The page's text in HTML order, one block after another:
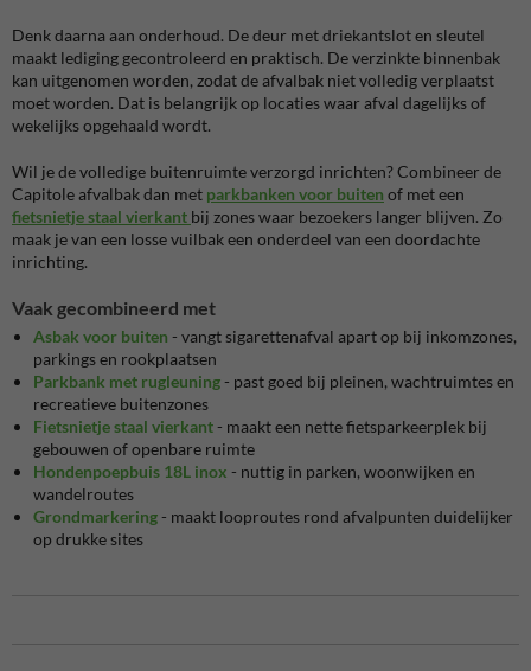
Denk daarna aan onderhoud. De deur met driekantslot en sleutel
maakt lediging gecontroleerd en praktisch. De verzinkte binnenbak
kan uitgenomen worden, zodat de afvalbak niet volledig verplaatst
moet worden. Dat is belangrijk op locaties waar afval dagelijks of
wekelijks opgehaald wordt.
Wil je de volledige buitenruimte verzorgd inrichten? Combineer de
Capitole afvalbak dan met parkbanken voor buiten of met een
fietsnietje staal vierkant bij zones waar bezoekers langer blijven. Zo
maak je van een losse vuilbak een onderdeel van een doordachte
inrichting.
Vaak gecombineerd met
Asbak voor buiten - vangt sigarettenafval apart op bij inkomzones,
parkings en rookplaatsen
Parkbank met rugleuning- past goed bij pleinen, wachtruimtes en
recreatieve buitenzones
Fietsnietje staal vierkant- maakt een nette fietsparkeerplek bij
gebouwen of openbare ruimte
Hondenpoepbuis 18L inox - nuttig in parken, woonwijken en
wandelroutes
Grondmarkering- maakt looproutes rond afvalpunten duidelijker
op drukke sites